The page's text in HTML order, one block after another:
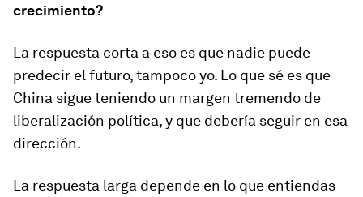
crecimiento?
La respuesta corta a eso es que nadie puede
predecir el futuro, tampoco yo. Lo que sé es que
China sigue teniendo un margen tremendo de
liberalización política, y que debería seguir en esa
dirección.
La respuesta larga depende en lo que entiendas